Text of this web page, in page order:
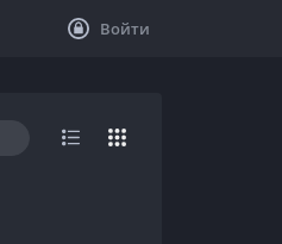
Войти